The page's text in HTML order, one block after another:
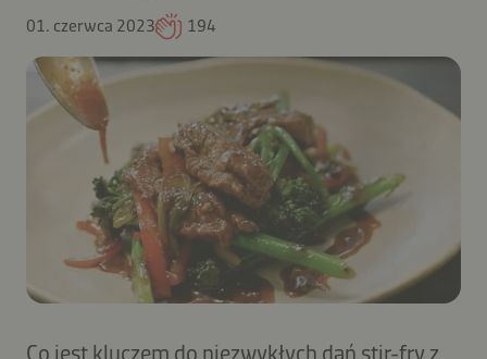
01. czerwca 2023 194
Co jest kluczem do niezwykłych dań stir-fry z